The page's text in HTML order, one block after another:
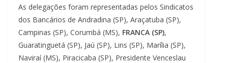
As delegações foram representadas pelos Sindicatos
dos Bancários de Andradina (SP), Araçatuba (SP),
Campinas (SP), Corumbá (MS), FRANCA (SP),
Guaratinguetá (SP), Jaú (SP), Lins (SP), Marília (SP),
Naviraí (MS), Piracicaba (SP), Presidente Venceslau